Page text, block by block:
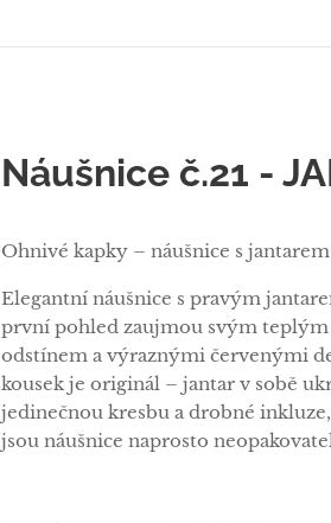
Náušnice č.21 -
Ohnivé kapky – náušnice s jantarem
Elegantní náušnice s pravým
první pohled zaujmou svým
odstínem a výraznými červenými
kousek je originál – jantar v sobě
jedinečnou kresbu a drobné
jsou náušnice naprosto